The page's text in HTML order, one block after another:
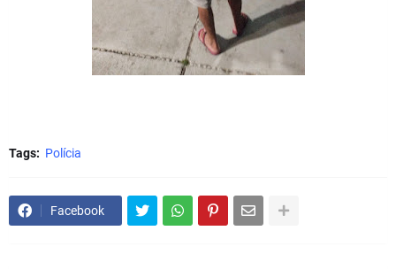
Tags: Polícia
Facebook